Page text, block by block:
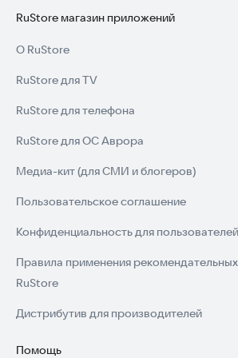
RuStore магазин приложений
О RuStore
RuStore для TV
RuStore для телефона
RuStore для ОС Аврора
Медиа-кит (для СМИ и блогеров)
Пользовательское соглашение
Конфиденциальность для пользователей
Правила применения
RuStore
Дистрибутив для производителей
Помощь